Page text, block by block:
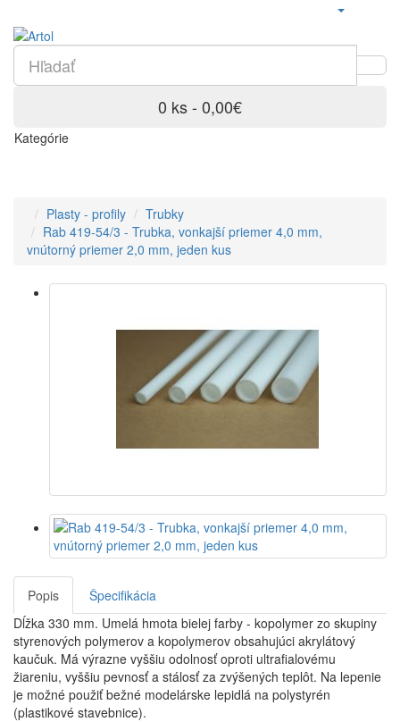
0 ks - 0,00€
Kategórie
Plasty - profily
Trubky
Rab 419-54/3 - Trubka, vonkajší priemer 4,0 mm,
vnútorný priemer 2,0 mm, jeden kus
Popis
Špecifikácia
Dĺžka 330 mm. Umelá hmota bielej farby - kopolymer zo skupiny
styrenových polymerov a kopolymerov obsahujúci akrylátový
kaučuk. Má výrazne vyššiu odolnosť oproti ultrafialovému
žiareniu, vyššiu pevnosť a stálosť za zvýšených teplôt. Na lepenie
je možné použiť bežné modelárske lepidlá na polystyrén
(plastikové stavebnice).